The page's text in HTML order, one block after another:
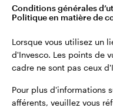
Belgique
English
Dutch
Contactez-nous
Restez connecté
Conditions générales
Politique en matière de
Lorsque vous utilisez un
d'Invesco. Les points de
cadre ne sont pas ceux
Pour plus d'informations
afférents, veuillez vous